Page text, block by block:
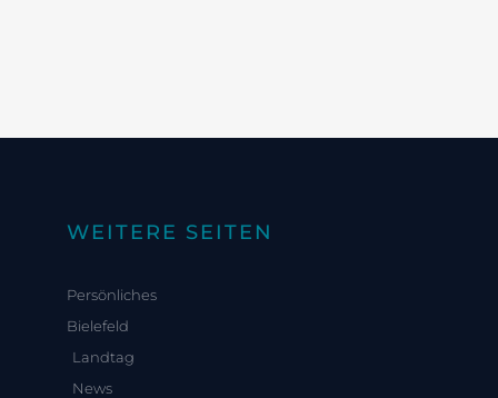
WEITERE SEITEN
Persönliches
Bielefeld
Landtag
News